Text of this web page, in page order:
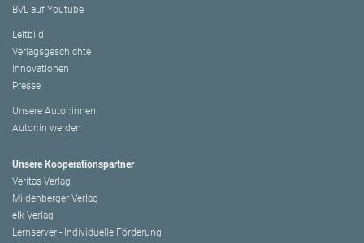
BVL auf Youtube
Leitbild
Verlagsgeschichte
Innovationen
Presse
Unsere Autor:innen
Autor:in werden
Unsere Kooperationspartner
Veritas Verlag
Mildenberger Verlag
elk Verlag
Lernserver - Individuelle Förderung